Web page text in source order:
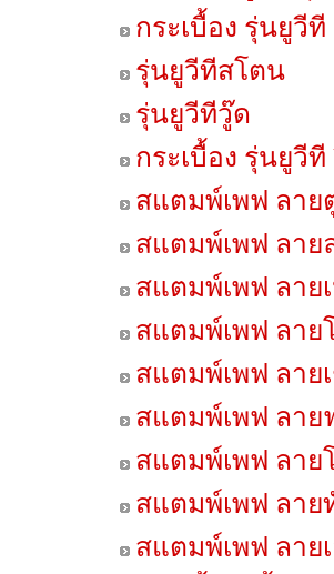
กระเบื้อง รุ่นยูวีที
รุ่นยูวีทีสโตน
รุ่นยูวีทีวู๊ด
กระเบื้อง รุ่นยูวีที
สแตมพ์เพฟ ลาย
สแตมพ์เพฟ ลา
สแตมพ์เพฟ ลาย
สแตมพ์เพฟ ลาย
สแตมพ์เพฟ ลาย
สแตมพ์เพฟ ลาย
สแตมพ์เพฟ ลาย
สแตมพ์เพฟ ลา
สแตมพ์เพฟ ลาย